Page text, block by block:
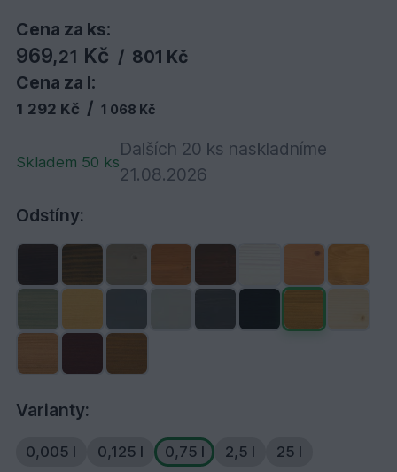
Cena za ks:
969,21 Kč / 801 Kč
Cena za l:
1 292 Kč / 1 068 Kč
Skladem 50 ks
Dalších 20 ks naskladníme
21.08.2026
Odstíny:
Varianty:
0,005 l 0,125 l 0,75 l 2,5 l 25 l